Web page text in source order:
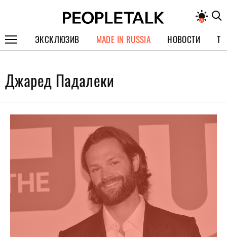
ЭКСКЛЮЗИВ
СПЕЦПРОЕКТЫ
ИНТЕРВЬЮ
MADE IN RUSSIA НОВОСТИ
Джаред Падалеки